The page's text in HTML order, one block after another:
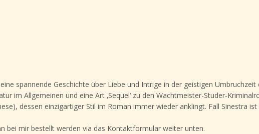
spannende Geschichte über Liebe und Intrige in der geistigen
im Allgemeinen und eine Art ‚Sequel‘ zu den Wachtmeister-Studer-
dessen einzigartiger Stil im Roman immer wieder anklingt. Fall Sinestra
bei mir bestellt werden via das Kontaktformular weiter unten.